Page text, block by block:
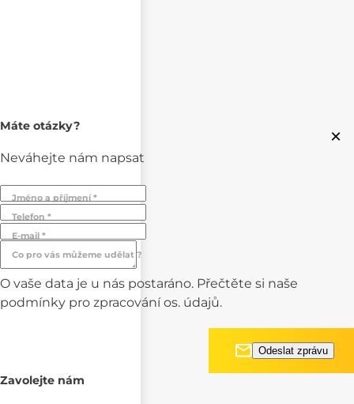
×
Máte otázky?
Neváhejte nám napsat
Jméno a příjmení *
Telefon *
E-mail *
Co pro vás můžeme udělat ?
O vaše data je u nás postaráno. Přečtěte si naše
podmínky pro zpracování os. údajů.
Zavolejte nám